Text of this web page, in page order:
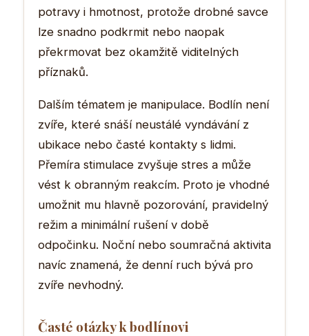
potravy i hmotnost, protože drobné savce
lze snadno podkrmit nebo naopak
překrmovat bez okamžitě viditelných
příznaků.
Dalším tématem je manipulace. Bodlín není
zvíře, které snáší neustálé vyndávání z
ubikace nebo časté kontakty s lidmi.
Přemíra stimulace zvyšuje stres a může
vést k obranným reakcím. Proto je vhodné
umožnit mu hlavně pozorování, pravidelný
režim a minimální rušení v době
odpočinku. Noční nebo soumračná aktivita
navíc znamená, že denní ruch bývá pro
zvíře nevhodný.
Časté otázky k bodlínovi